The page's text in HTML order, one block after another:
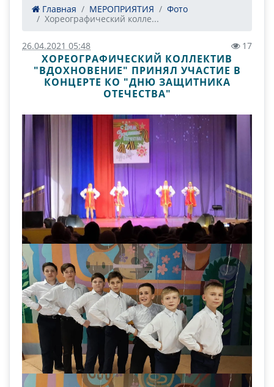
Главная МЕРОПРИЯТИЯ
Фото
Хореографический колле...
26.04.2021 05:48 17
ХОРЕОГРАФИЧЕСКИЙ КОЛЛЕКТИВ
"ВДОХНОВЕНИЕ" ПРИНЯЛ УЧАСТИЕ В
КОНЦЕРТЕ КО "ДНЮ ЗАЩИТНИКА
ОТЕЧЕСТВА"